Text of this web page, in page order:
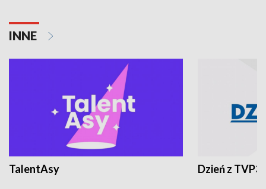
INNE
TalentAsy Dzień z TVP3